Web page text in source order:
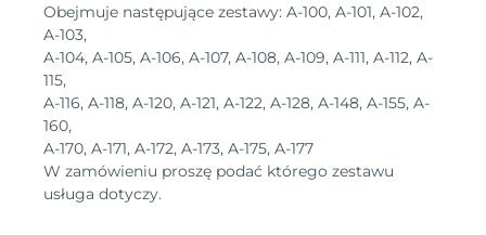
Obejmuje następujące zestawy: A-100, A-101, A-102,
A-103,
A-104, A-105, A-106, A-107, A-108, A-109, A-111, A-112, A-
115,
A-116, A-118, A-120, A-121, A-122, A-128, A-148, A-155, A-
160,
A-170, A-171, A-172, A-173, A-175, A-177
W zamówieniu proszę podać którego zestawu
usługa dotyczy.